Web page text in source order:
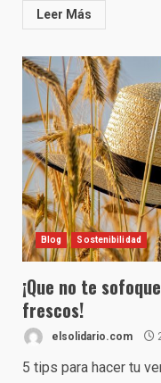
Leer Más
Blog Sostenibilidad
¡Que no te
frescos!
elsolidario.com
5 tips para hacer tu